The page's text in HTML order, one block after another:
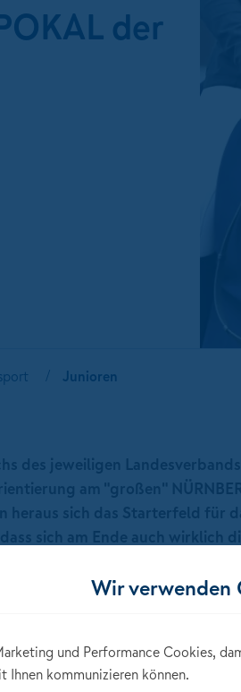
der
Junioren
und den Weg für eine
den Qualifikationsweg,
am Ende dieser Seite.
Wir verwenden
und Performance Cookies,
Ihnen kommunizieren können.